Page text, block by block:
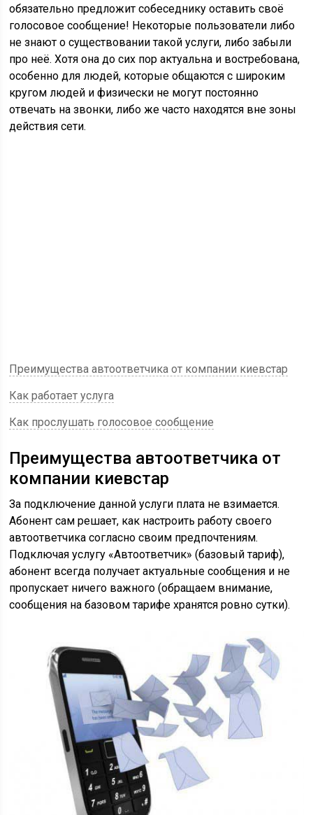
обязательно предложит собеседнику оставить своё
голосовое сообщение! Некоторые пользователи либо
не знают о существовании такой услуги, либо забыли
про неё. Хотя она до сих пор актуальна и востребована,
особенно для людей, которые общаются с широким
кругом людей и физически не могут постоянно
отвечать на звонки, либо же часто находятся вне зоны
действия сети.
Преимущества автоответчика от компании киевстар
Как работает услуга
Как прослушать голосовое сообщение
Преимущества автоответчика от
компании киевстар
За подключение данной услуги плата не взимается.
Абонент сам решает, как настроить работу своего
автоответчика согласно своим предпочтениям.
Подключая услугу «Автоответчик» (базовый тариф),
абонент всегда получает актуальные сообщения и не
пропускает ничего важного (обращаем внимание,
сообщения на базовом тарифе хранятся ровно сутки).